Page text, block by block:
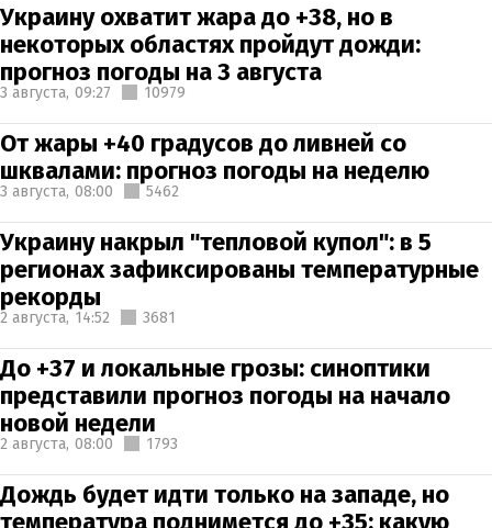
Украину охватит жара до +38, но в
некоторых областях пройдут дожди:
прогноз погоды на 3 августа
3 августа, 09:27 10979
От жары +40 градусов до ливней со
шквалами: прогноз погоды на неделю
3 августа, 08:00 5462
Украину накрыл "тепловой купол": в 5
регионах зафиксированы температурные
рекорды
2 августа, 14:52 3681
До +37 и локальные грозы: синоптики
представили прогноз погоды на начало
новой недели
2 августа, 08:00 1793
Дождь будет идти только на западе, но
температура поднимется до +35: какую